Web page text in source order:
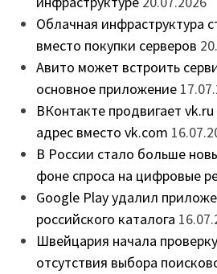
Облачная инфраструктура
вместо покупки серверов
Авито может встроить
основное приложение
ВКонтакте продвигает
адрес вместо vk.com
В России стало больше
фоне спроса на цифровые
Google Play удалил
российского каталога
Швейцария начала
отсутствия выбора